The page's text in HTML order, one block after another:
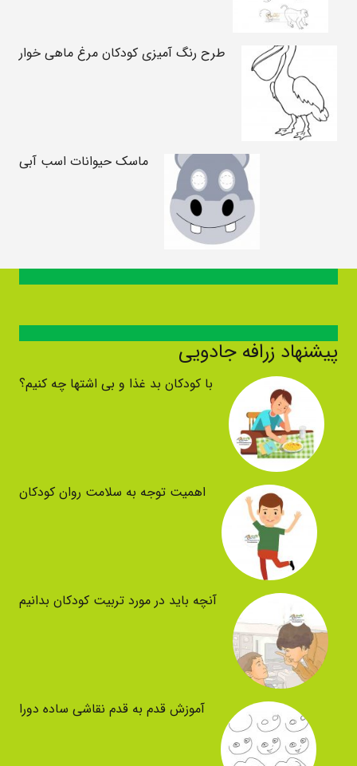
طرح رنگ آمیزی کودکان مرغ ماهی خوار
ماسک حیوانات اسب آبی
پیشنهاد زرافه جادویی
با کودکان بد غذا و بی اشتها چه کنیم؟
اهمیت توجه به سلامت روان کودکان
آنچه باید در مورد تربیت کودکان بدانیم
آموزش قدم به قدم نقاشی ساده دورا